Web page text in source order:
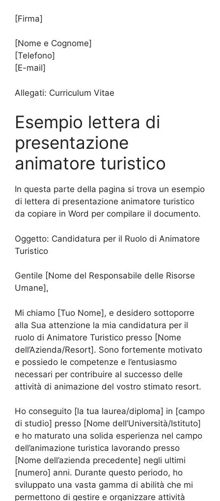
[Firma]
[Nome e Cognome]
[Telefono]
[E-mail]
Allegati: Curriculum Vitae
Esempio lettera di
presentazione
animatore turistico
In questa parte della pagina si trova un esempio
di lettera di presentazione animatore turistico
da copiare in Word per compilare il documento.
Oggetto: Candidatura per il Ruolo di Animatore
Turistico
Gentile [Nome del Responsabile delle Risorse
Umane],
Mi chiamo [Tuo Nome], e desidero sottoporre
alla Sua attenzione la mia candidatura per il
ruolo di Animatore Turistico presso [Nome
dell’Azienda/Resort]. Sono fortemente motivato
e possiedo le competenze e l’entusiasmo
necessari per contribuire al successo delle
attività di animazione del vostro stimato resort.
Ho conseguito [la tua laurea/diploma] in [campo
di studio] presso [Nome dell’Università/Istituto]
e ho maturato una solida esperienza nel campo
dell’animazione turistica lavorando presso
[Nome dell’azienda precedente] negli ultimi
[numero] anni. Durante questo periodo, ho
sviluppato una vasta gamma di abilità che mi
permettono di gestire e organizzare attività